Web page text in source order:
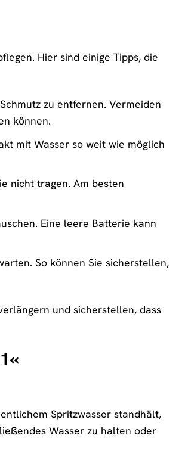
Hier sind einige Tipps, die
zu entfernen. Vermeiden
können.
mit Wasser so weit wie möglich
nicht tragen. Am besten
Eine leere Batterie kann
So können Sie sicherstellen,
und sicherstellen, dass
Spritzwasser standhält,
Wasser zu halten oder